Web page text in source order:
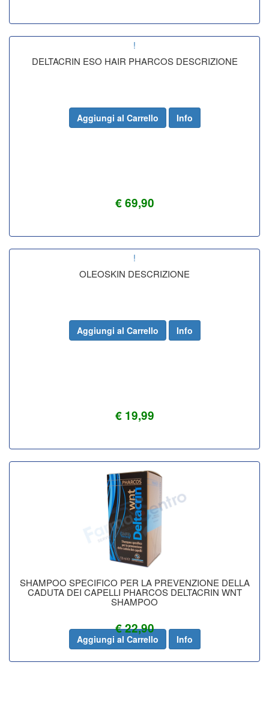
!
DELTACRIN ESO HAIR PHARCOS DESCRIZIONE
€ 69,90
Aggiungi al Carrello Info
!
OLEOSKIN DESCRIZIONE
€ 19,99
Aggiungi al Carrello Info
SHAMPOO SPECIFICO PER LA PREVENZIONE DELLA
CADUTA DEI CAPELLI PHARCOS DELTACRIN WNT
SHAMPOO
€ 22,90
Aggiungi al Carrello Info